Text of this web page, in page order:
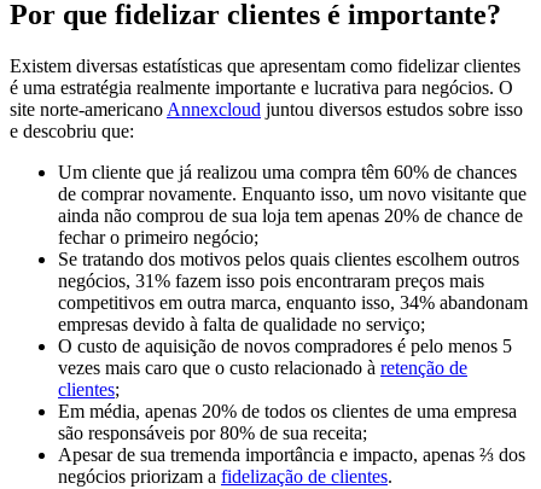
Por que fidelizar clientes é importante?
Existem diversas estatísticas que apresentam como fidelizar clientes
é uma estratégia realmente importante e lucrativa para negócios. O
site norte-americano Annexcloud juntou diversos estudos sobre isso
e descobriu que:
Um cliente que já realizou uma compra têm 60% de chances
de comprar novamente. Enquanto isso, um novo visitante que
ainda não comprou de sua loja tem apenas 20% de chance de
fechar o primeiro negócio;
Se tratando dos motivos pelos quais clientes escolhem outros
negócios, 31% fazem isso pois encontraram preços mais
competitivos em outra marca, enquanto isso, 34% abandonam
empresas devido à falta de qualidade no serviço;
O custo de aquisição de novos compradores é pelo menos 5
vezes mais caro que o custo relacionado à retenção de
clientes;
Em média, apenas 20% de todos os clientes de uma empresa
são responsáveis por 80% de sua receita;
Apesar de sua tremenda importância e impacto, apenas ⅔ dos
negócios priorizam a fidelização de clientes.